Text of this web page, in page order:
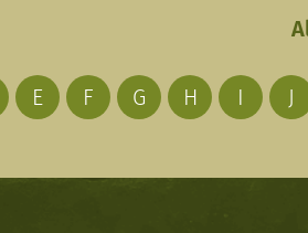
E F G H I J